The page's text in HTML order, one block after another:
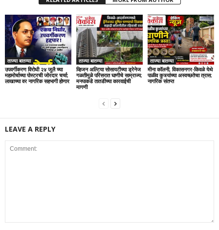
ताज्या बातम्या
उपवर्गीकरण विरोधी २४ जुलै च्या
महामोर्चाच्या पोस्टरची जोरदार चर्चा;
लाखाच्या वर नागरिक सहभागी होणार
ताज्या बातम्या
व्हिजन अल्टिया सोसायटीच्या ड्रेनेज
गळतीमुळे परिसरात घाणीचे साम्राज्य;
मनपाकडे तातडीच्या कारवाईची
मागणी
ताज्या बातम्या
मीना कॉलनी, विकासनगर-किवळे येथे
पाळीव कुत्र्यांच्या अस्वच्छतेचा त्रास;
नागरिक संतप्त
LEAVE A REPLY